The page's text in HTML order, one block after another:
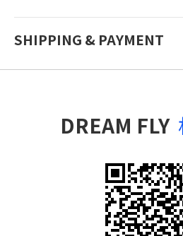
SHIPPING & PAYMENT
DREAM FLY